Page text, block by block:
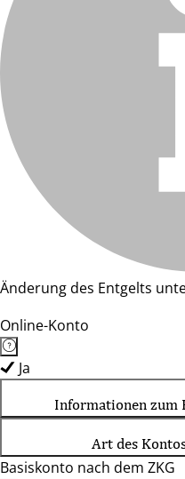
Änderung des Entgelts
Online-Konto
Ja
Informationen zum
Art des
Basiskonto nach dem ZKG